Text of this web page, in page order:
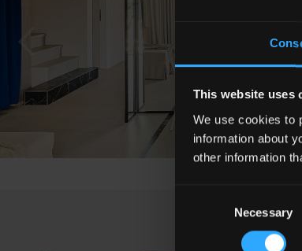
This website uses
We use cookies to
information about
other information
Necessary